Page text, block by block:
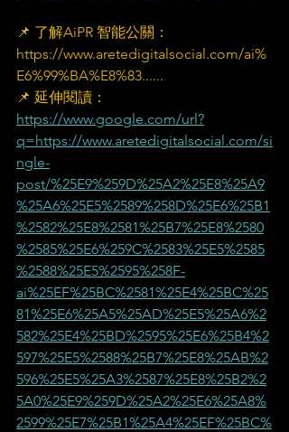
📌 了解AiPR 智能公關：
https://www.aretedigitalsocial.com/ai%
E6%99%BA%E8%83......
📌 延伸閱讀：
https://www.google.com/url?
q=https://www.aretedigitalsocial.com/si
ngle-
post/%25E9%259D%25A2%25E8%25A9
%25A6%25E5%2589%258D%25E6%25B1
%2582%25E8%2581%25B7%25E8%2580
%2585%25E6%259C%2583%25E5%2585
%2588%25E5%2595%258F-
ai%25EF%25BC%2581%25E4%25BC%25
81%25E6%25A5%25AD%25E5%25A6%2
582%25E4%25BD%2595%25E6%25B4%2
597%25E5%2588%25B7%25E8%25AB%2
596%25E5%25A3%2587%25E8%25B2%2
5A0%25E9%259D%25A2%25E6%25A8%
2599%25E7%25B1%25A4%25EF%25BC%